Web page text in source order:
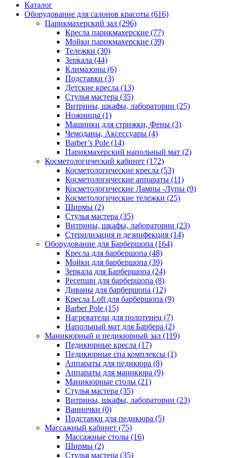
Каталог
Оборудование для салонов красоты (616)
Парикмахерский зал (296)
Кресла парикмахерские (77)
Мойки парикмахерские (39)
Тележки (30)
Зеркала (44)
Климазоны (6)
Подставки (3)
Детские кресла (13)
Стулья мастера (35)
Витрины, шкафы, лаборатории (25)
Ножницы (1)
Машинки для стрижки, Фены (3)
Чемоданы, Аксессуары (4)
Barber’s Pole (14)
Парикмахерский напольный мат (2)
Косметологический кабинет (172)
Косметологические кресла (53)
Косметологические аппараты (11)
Косметологические Лампы -Лупы (9)
Косметологические тележки (25)
Ширмы (2)
Стулья мастера (35)
Витрины, шкафы, лаборатории (23)
Стерилизация и дезинфекция (14)
Оборудование для Барбершопа (164)
Кресла для барбершопа (48)
Мойки для барбершопа (39)
Зеркала для Барбершопа (24)
Ресепшн для барбершопа (8)
Диваны для барбершопа (12)
Кресла Loft для барбершопа (9)
Barber Pole (15)
Нагреватели для полотенец (7)
Напольный мат для Барбера (2)
Маникюрный и педикюрный зал (119)
Педикюрные кресла (17)
Педикюрные спа комплексы (1)
Аппараты для педикюра (8)
Аппараты для маникюра (9)
Маникюрные столы (21)
Стулья мастера (35)
Витрины, шкафы, лаборатории (23)
Ванночки (0)
Подставки для педикюра (5)
Массажный кабинет (75)
Массажные столы (16)
Ширмы (2)
Стулья мастера (35)